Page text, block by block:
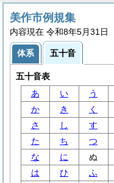
美作市例規集
内容現在 令和8年5月31日
体系 五十音
五十音表
あ
い う
か
き く
さ
し す
た
ち つ
な
に ぬ
は
ひ ふ